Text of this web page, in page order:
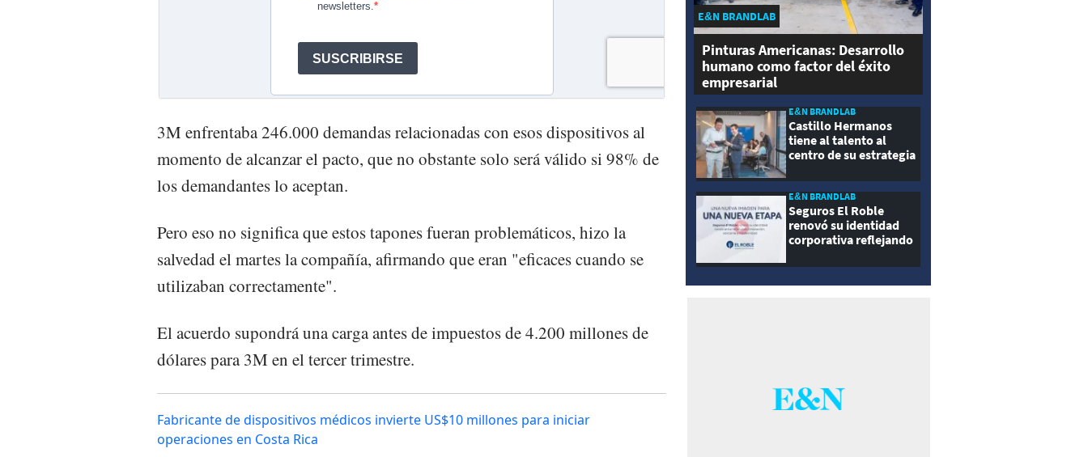
3M enfrentaba 246.000 demandas relacionadas con esos dispositivos al
momento de alcanzar el pacto, que no obstante solo será válido si 98% de
los demandantes lo aceptan.
Pero eso no significa que estos tapones fueran problemáticos, hizo la
salvedad el martes la compañía, afirmando que eran "eficaces cuando se
utilizaban correctamente".
El acuerdo supondrá una carga antes de impuestos de 4.200 millones de
dólares para 3M en el tercer trimestre.
Fabricante de dispositivos médicos invierte US$10 millones para iniciar
operaciones en Costa Rica
E&N BRANDLAB
Pinturas Americanas: Desarrollo
humano como factor del éxito
empresarial
E&N BRANDLAB
Castillo Hermanos
tiene al talento al
centro de su estrategia
E&N BRANDLAB
Seguros El Roble
renovó su identidad
corporativa reflejando
modernidad